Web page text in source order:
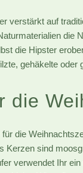
verstärkt auf
die
die Hipster
gehäkelte
die
die
Kerzen sind
verwendet Ihr